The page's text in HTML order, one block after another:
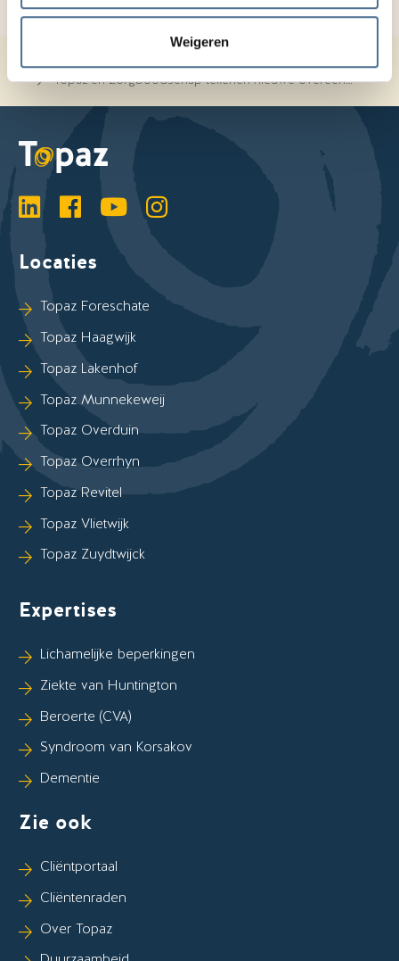
Weigeren
Topaz en Zorgboodschap tekenen nieuwe overeenkomst
LinkedIn
Facebook
YouTubeInstagram
Locaties
Sla Locaties-links over
Topaz Foreschate
Topaz Haagwijk
Topaz Lakenhof
Topaz Munnekeweij
Topaz Overduin
Topaz Overrhyn
Topaz Revitel
Topaz Vlietwijk
Topaz Zuydtwijck
Expertises
Lichamelijke beperkingen
Ziekte van Huntington
Beroerte (CVA)
Syndroom van Korsakov
Dementie
Zie ook
Cliëntportaal
Cliëntenraden
Over Topaz